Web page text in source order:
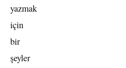
yazmak
için
bir
şeyler